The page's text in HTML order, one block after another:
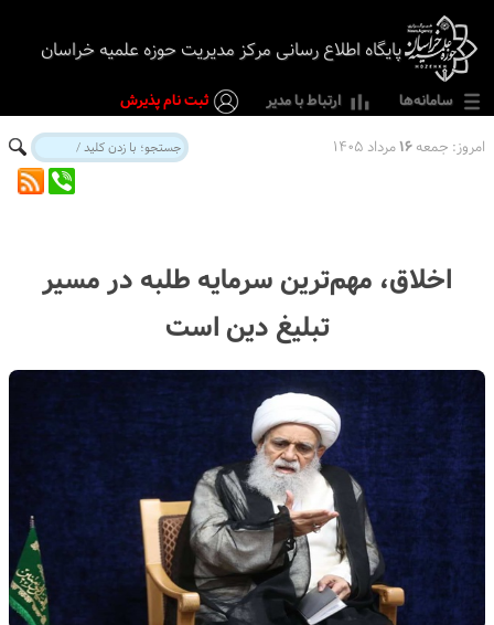
پایگاه اطلاع رسانی مرکز مدیریت حوزه علمیه خراسان
امروز: جمعه۱۶مرداد ۱۴۰۵
سامانه‌ها ارتباط با مدیر ثبت نام پذیرش
اخلاق، مهم‌ترین سرمایه طلبه در مسیر
تبلیغ دین است